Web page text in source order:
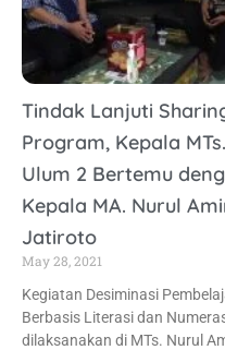
Tindak Lanjuti
Program, Kepala
Ulum 2 Bertemu
Kepala MA. Nurul
Jatiroto
May 28, 2021
Kegiatan Desiminasi
Berbasis Literasi dan
dilaksanakan di MTs. Nurul